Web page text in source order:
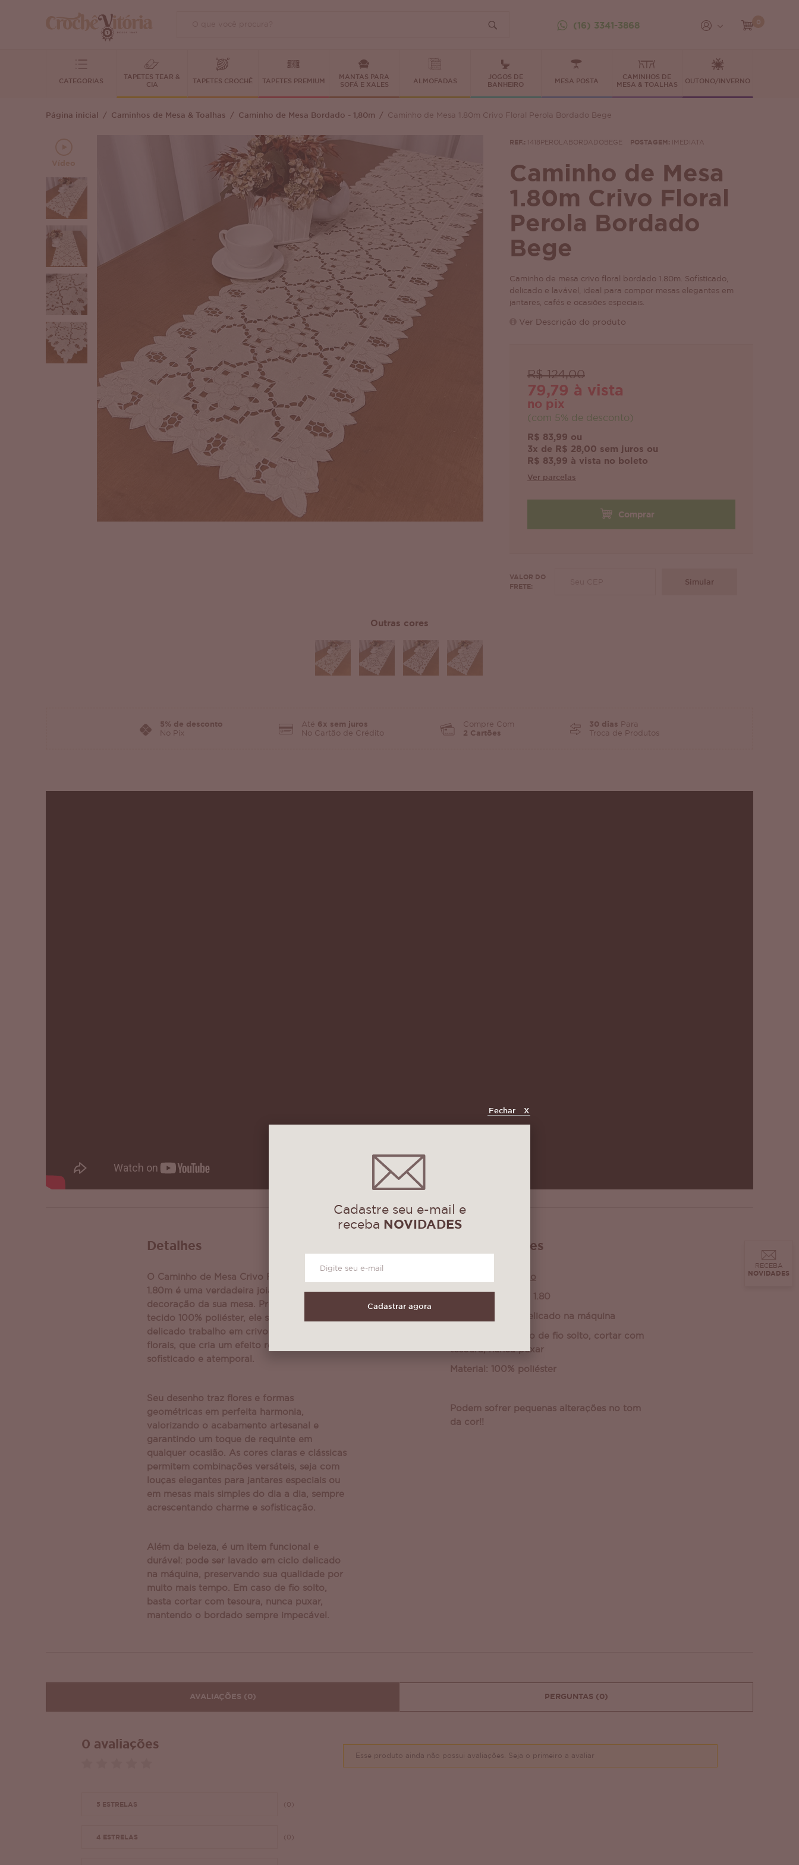
(16) 3341-3868
CATEGORIAS
TAPETES TEAR &
CIA
TAPETES CROCHÊ TAPETES PREMIUM
MANTAS PARA
SOFÁ E XALES
ALMOFADAS
JOGOS DE
BANHEIRO
MESA POSTA
CAMINHOS DE
MESA & TOALHAS
OUTONO/INVERNO
Página inicial Caminhos de Mesa & Toalhas Caminho de Mesa Bordado - 1,80m Caminho de Mesa 1.80m Crivo Floral Perola Bordado Bege
REF.: 1418PEROLABORDADOBEGE POSTAGEM: IMEDIATA
Caminho de Mesa
1.80m Crivo Floral
Perola Bordado
Bege
Caminho de mesa crivo floral bordado 1.80m. Sofisticado,
delicado e lavável, ideal para compor mesas elegantes em
jantares, cafés e ocasiões especiais.
Ver Descrição do produto
R$ 124,00
79,79 à vista
no pix
(com 5% de desconto)
R$ 83,99 ou
3x de R$ 28,00 sem juros ou
R$ 83,99 à vista no boleto
Ver parcelas
Comprar
VALOR DO
FRETE:
Simular
Outras cores
5% de desconto
No Pix
Até 6x sem juros
No Cartão de Crédito
Compre Com
2 Cartões
30 dias Para
Troca de Produtos
Detalhes
O Caminho de Mesa Crivo Floral Bordado
1.80m é uma verdadeira joia para a
decoração da sua mesa. Produzido em
tecido 100% poliéster, ele se destaca pelo
delicado trabalho em crivo com bordados
florais, que cria um efeito rendado
sofisticado e atemporal.
Seu desenho traz flores e formas
geométricas em perfeita harmonia,
valorizando o acabamento artesanal e
garantindo um toque de requinte em
qualquer ocasião. As cores claras e clássicas
permitem combinações versáteis, seja com
louças elegantes para jantares especiais ou
em mesas mais simples do dia a dia, sempre
acrescentando charme e sofisticação.
Além da beleza, é um item funcional e
durável: pode ser lavado em ciclo delicado
na máquina, preservando sua qualidade por
muito mais tempo. Em caso de fio solto,
basta cortar com tesoura, nunca puxar,
mantendo o bordado sempre impecável.
Especificações
Produto Importado
Tamanho: 40cm x 1.80
Lavagem: Ciclo delicado na máquina
Cuidados: Em caso de fio solto, cortar com
tesoura, nunca puxar
Material: 100% poliéster
Podem sofrer pequenas alterações no tom
da cor!!
AVALIAÇÕES (0) PERGUNTAS (0)
0 avaliações
5 ESTRELAS (0)
4 ESTRELAS (0)
Esse produto ainda não possui avaliações. Seja o primeiro a avaliar
Cadastre seu e-mail e
receba NOVIDADES
Cadastrar agora
Fechar X
RECEBA
NOVIDADES